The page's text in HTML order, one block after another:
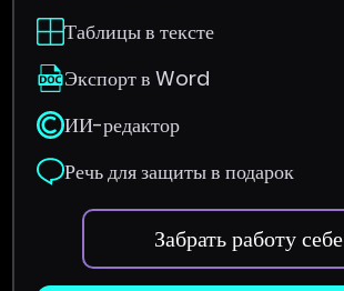
Таблицы в тексте
Экспорт в Word
ИИ-редактор
Речь для защиты в подарок
Забрать работу себе